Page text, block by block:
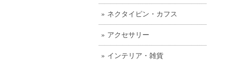
ネクタイピン・カフス
アクセサリー
インテリア・雑貨